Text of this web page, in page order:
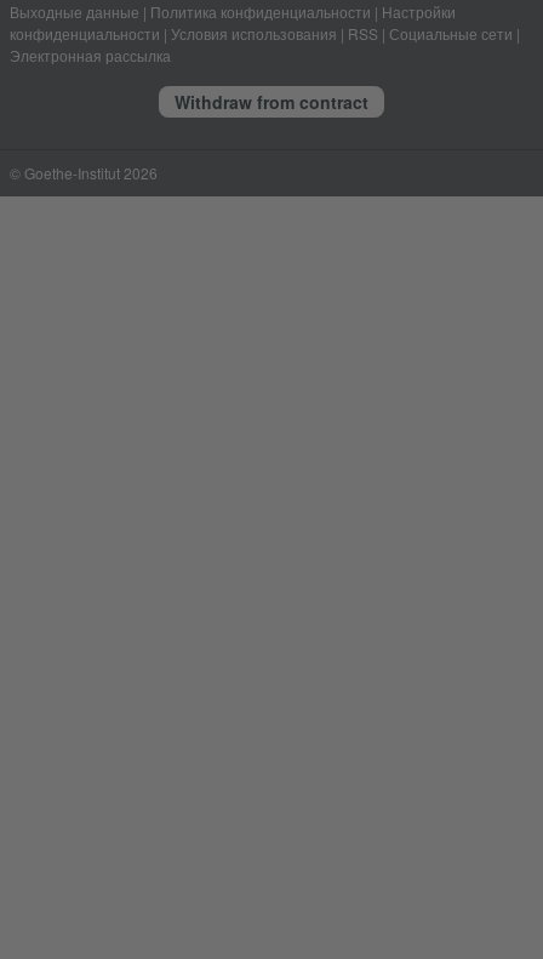
Выходные данные | Политика конфиденциальности | Настройки
конфиденциальности | Условия использования | RSS | Социальные сети |
Электронная рассылка
Withdraw from contract
© Goethe-Institut 2026